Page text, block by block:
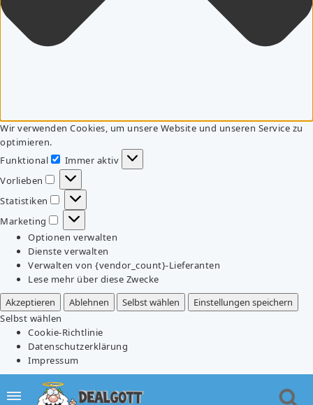
Wir verwenden Cookies, um unsere Website und unseren Service zu
optimieren.
Funktional
Funktional
Immer aktiv
Vorlieben
Vorlieben
Statistiken
Statistiken
Marketing
Marketing
Optionen verwalten
Dienste verwalten
Verwalten von {vendor_count}-Lieferanten
Lese mehr über diese Zwecke
Akzeptieren
Ablehnen Selbst wählen
Einstellungen speichern
Selbst wählen
Cookie-Richtlinie
Datenschutzerklärung
Impressum